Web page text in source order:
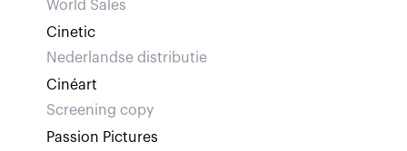
World Sales
Cinetic
Nederlandse distributie
Cinéart
Screening copy
Passion Pictures